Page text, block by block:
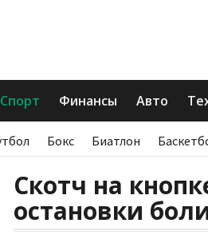
Спорт Финансы Авто
Бокс Биатлон
Скотч на
остановки